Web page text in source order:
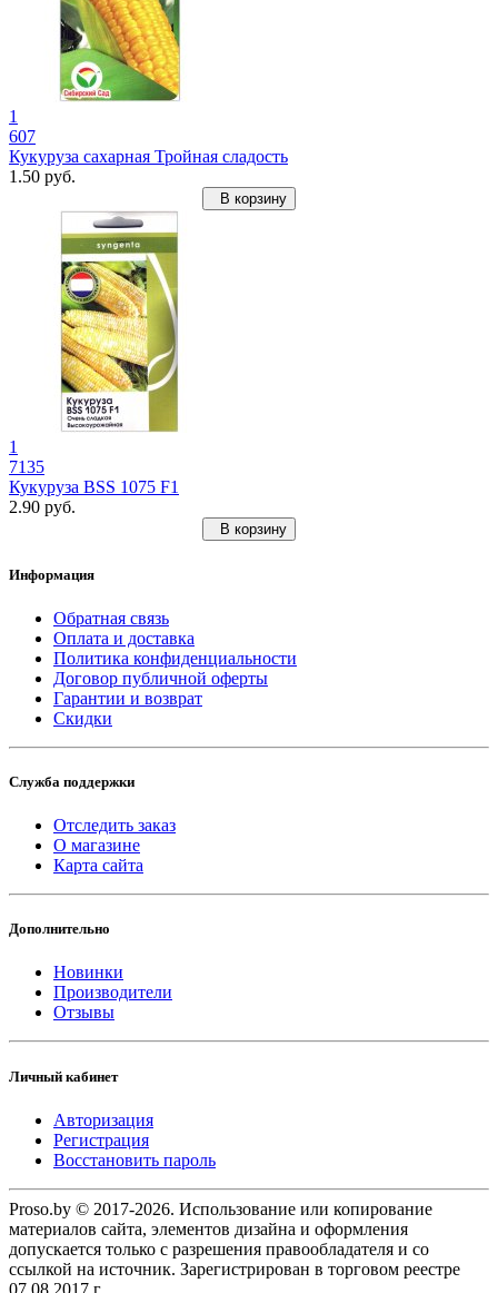
1
607
Кукуруза сахарная Тройная сладость
1.50 руб.
В корзину
1
7135
Кукуруза BSS 1075 F1
2.90 руб.
В корзину
Информация
Обратная связь
Оплата и доставка
Политика конфиденциальности
Договор публичной оферты
Гарантии и возврат
Скидки
Служба поддержки
Отследить заказ
О магазине
Карта сайта
Дополнительно
Новинки
Производители
Отзывы
Личный кабинет
Авторизация
Регистрация
Восстановить пароль
Proso.by © 2017-2026. Использование или копирование
материалов сайта, элементов дизайна и оформления
допускается только с разрешения правообладателя и со
ссылкой на источник. Зарегистрирован в торговом реестре
07.08.2017 г.